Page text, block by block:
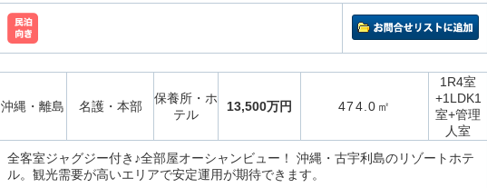
沖縄・離島 名護・本部
保養所・ホ
テル
13,500万円 474.0㎡
1R4室
+1LDK1
室+管理
人室
全客室ジャグジー付き♪全部屋オーシャンビュー！ 沖縄・古宇利島のリゾートホテ
ル。観光需要が高いエリアで安定運用が期待できます。